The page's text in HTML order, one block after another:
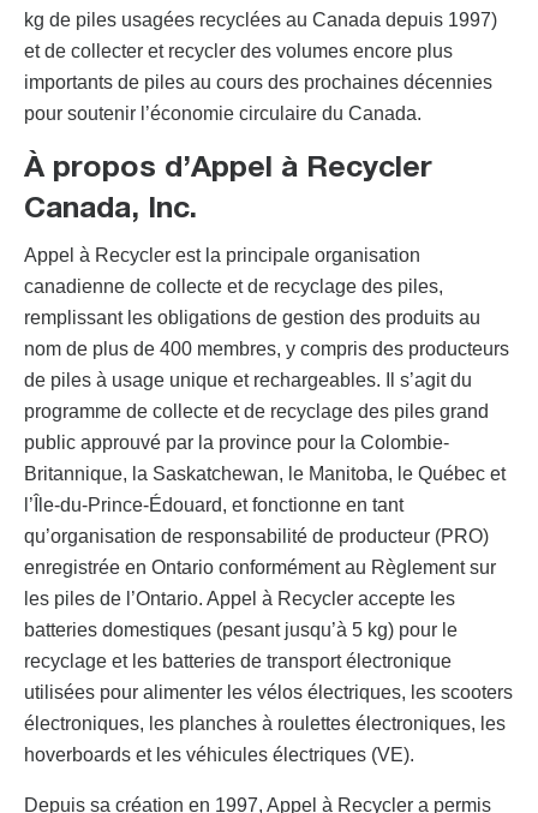
kg de piles usagées recyclées au Canada depuis 1997)
et de collecter et recycler des volumes encore plus
importants de piles au cours des prochaines décennies
pour soutenir l’économie circulaire du Canada.
À propos d’Appel à Recycler
Canada, Inc.
Appel à Recycler est la principale organisation
canadienne de collecte et de recyclage des piles,
remplissant les obligations de gestion des produits au
nom de plus de 400 membres, y compris des producteurs
de piles à usage unique et rechargeables. Il s’agit du
programme de collecte et de recyclage des piles grand
public approuvé par la province pour la Colombie-
Britannique, la Saskatchewan, le Manitoba, le Québec et
l’Île-du-Prince-Édouard, et fonctionne en tant
qu’organisation de responsabilité de producteur (PRO)
enregistrée en Ontario conformément au Règlement sur
les piles de l’Ontario. Appel à Recycler accepte les
batteries domestiques (pesant jusqu’à 5 kg) pour le
recyclage et les batteries de transport électronique
utilisées pour alimenter les vélos électriques, les scooters
électroniques, les planches à roulettes électroniques, les
hoverboards et les véhicules électriques (VE).
Depuis sa création en 1997, Appel à Recycler a permis